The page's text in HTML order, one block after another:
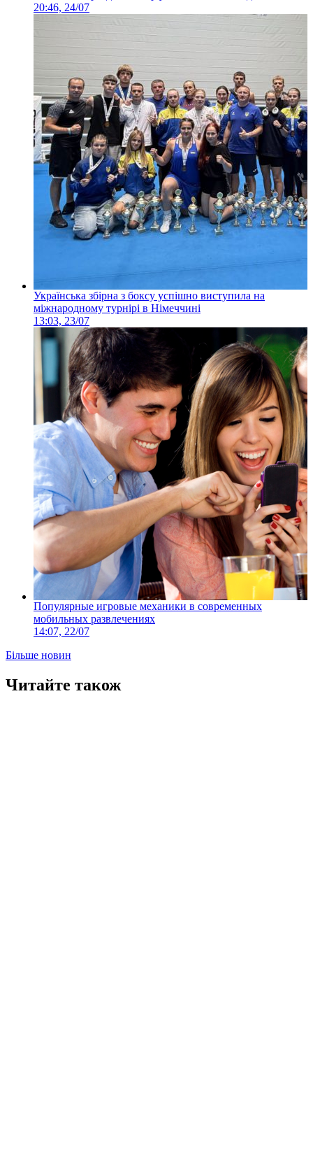
20:46, 24/07
Українська збірна з боксу успішно виступила на
міжнародному турнірі в Німеччині
13:03, 23/07
Популярные игровые механики в современных
мобильных развлечениях
14:07, 22/07
Більше новин
Читайте також